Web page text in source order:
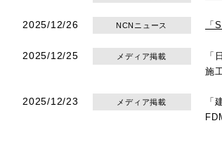
2025/12/26 NCNニュース 「
2025/12/25 メディア掲載
「
施
2025/12/23 メディア掲載
「